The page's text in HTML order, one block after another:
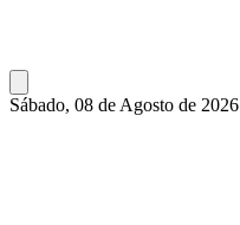
Sábado, 08 de Agosto de 2026